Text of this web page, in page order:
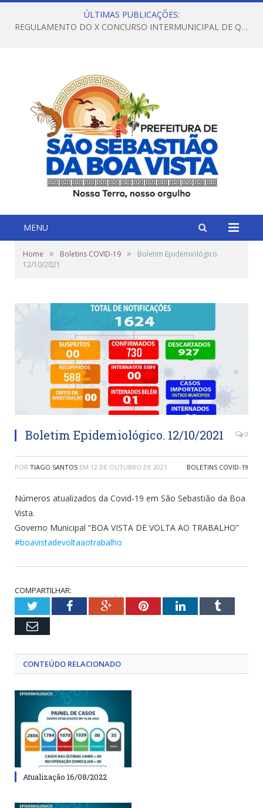
ÚLTIMAS PUBLICAÇÕES:
REGULAMENTO DO X CONCURSO INTERMUNICIPAL DE QUADRILHAS JUNINAS – 2026 – ARRAIÁ DA VENEZA
MENU
Home » Boletins COVID-19 »
Boletim Epidemiológico.
12/10/2021
Boletim Epidemiológico. 12/10/2021 0
POR TIAGO SANTOS EM 12 DE OUTUBRO DE 2021 BOLETINS COVID-19
Números atualizados da Covid-19 em São Sebastião da Boa
Vista.
Governo Municipal “BOA VISTA DE VOLTA AO TRABALHO”
#boavistadevoltaaotrabalho
COMPARTILHAR:
TwitterFacebookGoogle+PinterestLinkedInTumblr
Email
CONTEÚDO RELACIONADO
Atualização 16/08/2022